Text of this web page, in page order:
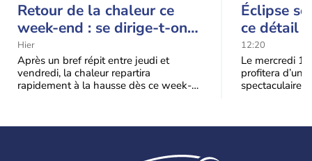
Retour de la chaleur ce
week-end : se dirige-t-on
vers une cinquième vague
de chaleur en France ?
Hier
Après un bref répit entre jeudi et
vendredi, la chaleur repartira
rapidement à la hausse dès ce week-
Éclipse
ce détail
spectacle
12:20
Le mercredi
profitera
spectaculaire,